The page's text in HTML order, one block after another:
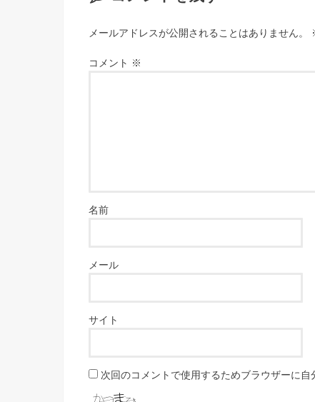
メールアドレスが公開されることはありません。
コメント ※
名前
メール
サイト
次回のコメントで使用するためブラウザーに